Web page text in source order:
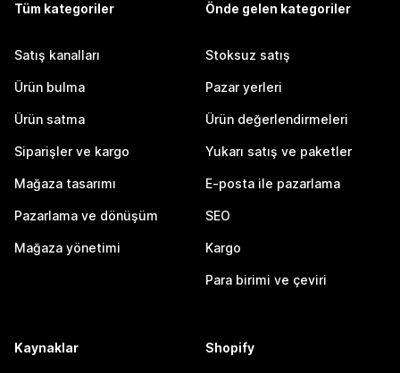
Tüm kategoriler
Satış kanalları
Ürün bulma
Ürün satma
Siparişler ve kargo
Mağaza tasarımı
Pazarlama ve dönüşüm
Mağaza yönetimi
Önde gelen kategoriler
Stoksuz satış
Pazar yerleri
Ürün değerlendirmeleri
Yukarı satış ve paketler
E-posta ile pazarlama
SEO
Kargo
Para birimi ve çeviri
Kaynaklar Shopify